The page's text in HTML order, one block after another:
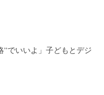
”でいいよ」子どもとデジ